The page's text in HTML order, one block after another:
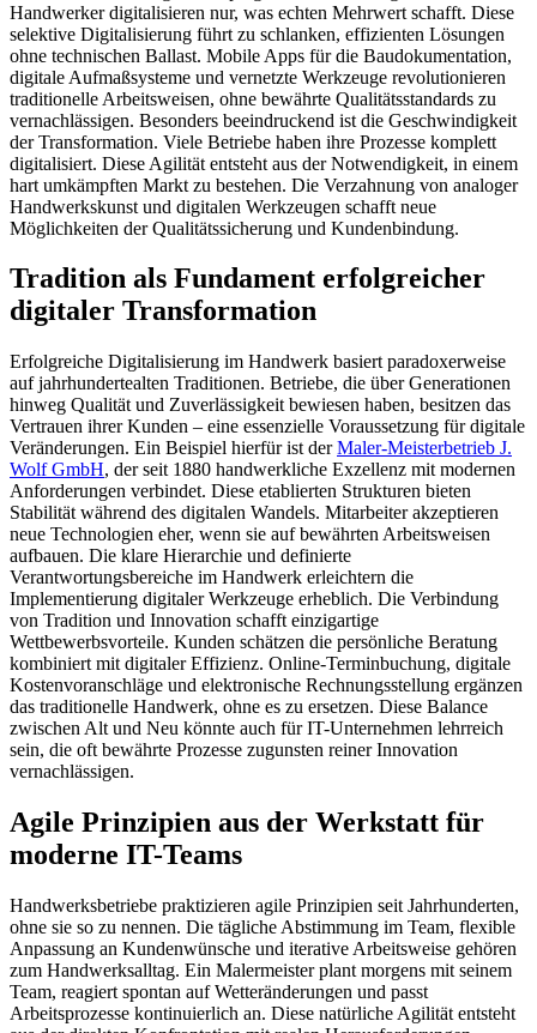
Handwerker digitalisieren nur, was echten Mehrwert schafft. Diese
selektive Digitalisierung führt zu schlanken, effizienten Lösungen
ohne technischen Ballast. Mobile Apps für die Baudokumentation,
digitale Aufmaßsysteme und vernetzte Werkzeuge revolutionieren
traditionelle Arbeitsweisen, ohne bewährte Qualitätsstandards zu
vernachlässigen. Besonders beeindruckend ist die Geschwindigkeit
der Transformation. Viele Betriebe haben ihre Prozesse komplett
digitalisiert. Diese Agilität entsteht aus der Notwendigkeit, in einem
hart umkämpften Markt zu bestehen. Die Verzahnung von analoger
Handwerkskunst und digitalen Werkzeugen schafft neue
Möglichkeiten der Qualitätssicherung und Kundenbindung.
Tradition als Fundament erfolgreicher
digitaler Transformation
Erfolgreiche Digitalisierung im Handwerk basiert paradoxerweise
auf jahrhundertealten Traditionen. Betriebe, die über Generationen
hinweg Qualität und Zuverlässigkeit bewiesen haben, besitzen das
Vertrauen ihrer Kunden – eine essenzielle Voraussetzung für digitale
Veränderungen. Ein Beispiel hierfür ist derMaler-Meisterbetrieb J.
Wolf GmbH, der seit 1880 handwerkliche Exzellenz mit modernen
Anforderungen verbindet. Diese etablierten Strukturen bieten
Stabilität während des digitalen Wandels. Mitarbeiter akzeptieren
neue Technologien eher, wenn sie auf bewährten Arbeitsweisen
aufbauen. Die klare Hierarchie und definierte
Verantwortungsbereiche im Handwerk erleichtern die
Implementierung digitaler Werkzeuge erheblich. Die Verbindung
von Tradition und Innovation schafft einzigartige
Wettbewerbsvorteile. Kunden schätzen die persönliche Beratung
kombiniert mit digitaler Effizienz. Online-Terminbuchung, digitale
Kostenvoranschläge und elektronische Rechnungsstellung ergänzen
das traditionelle Handwerk, ohne es zu ersetzen. Diese Balance
zwischen Alt und Neu könnte auch für IT-Unternehmen lehrreich
sein, die oft bewährte Prozesse zugunsten reiner Innovation
vernachlässigen.
Agile Prinzipien aus der Werkstatt für
moderne IT-Teams
Handwerksbetriebe praktizieren agile Prinzipien seit Jahrhunderten,
ohne sie so zu nennen. Die tägliche Abstimmung im Team, flexible
Anpassung an Kundenwünsche und iterative Arbeitsweise gehören
zum Handwerksalltag. Ein Malermeister plant morgens mit seinem
Team, reagiert spontan auf Wetteränderungen und passt
Arbeitsprozesse kontinuierlich an. Diese natürliche Agilität entsteht